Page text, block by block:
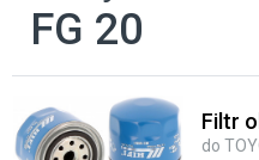
FG 20
Filtr
do